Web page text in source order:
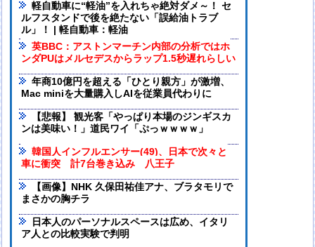
軽自動車に“軽油”を入れちゃ絶対ダメ～！ セ
ルフスタンドで後を絶たない「誤給油トラブ
ル」！ | 軽自動車：軽油
英BBC：アストンマーチン内部の分析ではホ
ンダPUはメルセデスからラップ1.5秒遅れらしい
年商10億円を超える「ひとり親方」が激増、
Mac miniを大量購入しAIを従業員代わりに
【悲報】 観光客「やっぱり本場のジンギスカ
ンは美味い！」道民ワイ「ぷっｗｗｗｗ」
韓国人インフルエンサー(49)、日本で次々と
車に衝突 計7台巻き込み 八王子
【画像】NHK 久保田祐佳アナ、ブラタモリで
まさかの胸チラ
日本人のパーソナルスペースは広め、イタリ
ア人との比較実験で判明